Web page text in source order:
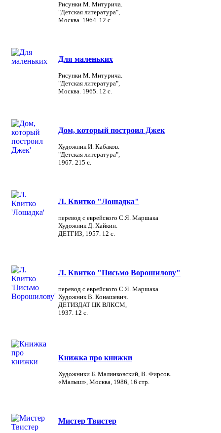
Рисунки М. Митурича.
"Детская литература",
Москва. 1964. 12 с.
Для маленьких
Рисунки М. Митурича.
"Детская литература",
Москва. 1965. 12 с.
Дом, который построил Джек
Художник И. Кабаков.
"Детская литература",
1967. 215 с.
Л. Квитко "Лошадка"
перевод с еврейского С.Я. Маршака
Художник Д. Хайкин.
ДЕТГИЗ, 1957. 12 с.
Л. Квитко "Письмо Ворошилову"
перевод с еврейского С.Я. Маршака
Художник В. Конашевич.
ДЕТИЗДАТ ЦК ВЛКСМ,
1937. 12 с.
Книжка про книжки
Художники Б. Малинковский, В. Фирсов.
«Малыш», Москва, 1986, 16 стр.
Мистер Твистер